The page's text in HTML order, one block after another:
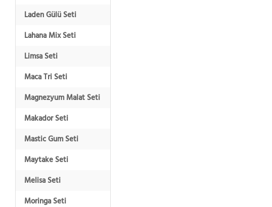
Laden Gülü Seti
Lahana Mix Seti
Limsa Seti
Maca Tri Seti
Magnezyum Malat Seti
Makador Seti
Mastic Gum Seti
Maytake Seti
Melisa Seti
Moringa Seti